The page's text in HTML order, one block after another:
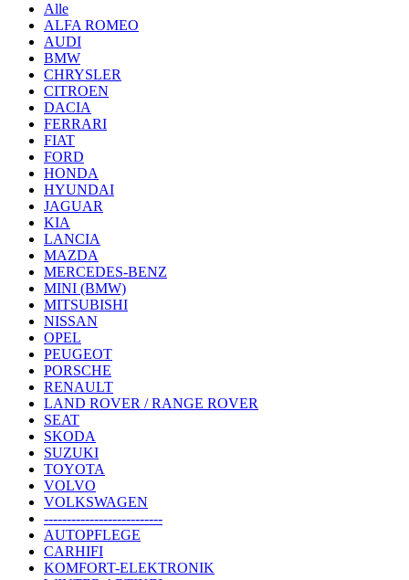
Alle
ALFA ROMEO
AUDI
BMW
CHRYSLER
CITROEN
DACIA
FERRARI
FIAT
FORD
HONDA
HYUNDAI
JAGUAR
KIA
LANCIA
MAZDA
MERCEDES-BENZ
MINI (BMW)
MITSUBISHI
NISSAN
OPEL
PEUGEOT
PORSCHE
RENAULT
LAND ROVER / RANGE ROVER
SEAT
SKODA
SUZUKI
TOYOTA
VOLVO
VOLKSWAGEN
--------------------------
AUTOPFLEGE
CARHIFI
KOMFORT-ELEKTRONIK